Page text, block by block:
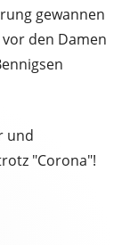
gewannen
den Damen
und
"Corona"!